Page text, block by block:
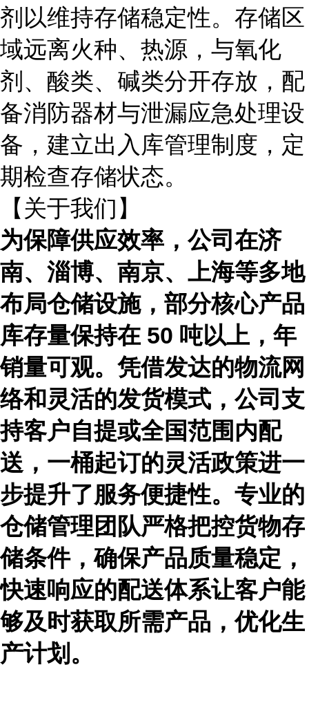
剂以维持存储稳定性。存储区
域远离火种、热源，与氧化
剂、酸类、碱类分开存放，配
备消防器材与泄漏应急处理设
备，建立出入库管理制度，定
期检查存储状态。
【关于我们】
为保障供应效率，公司在济
南、淄博、南京、上海等多地
布局仓储设施，部分核心产品
库存量保持在 50 吨以上，年
销量可观。凭借发达的物流网
络和灵活的发货模式，公司支
持客户自提或全国范围内配
送，一桶起订的灵活政策进一
步提升了服务便捷性。专业的
仓储管理团队严格把控货物存
储条件，确保产品质量稳定，
快速响应的配送体系让客户能
够及时获取所需产品，优化生
产计划。